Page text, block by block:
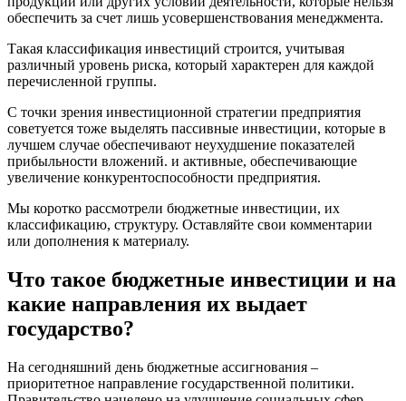
обеспечить за счет лишь усовершенствования менеджмента.
Такая классификация инвестиций строится, учитывая
различный уровень риска, который характерен для каждой
перечисленной группы.
С точки зрения инвестиционной стратегии предприятия
советуется тоже выделять пассивные инвестиции, которые в
лучшем случае обеспечивают неухудшение показателей
прибыльности вложений. и активные, обеспечивающие
увеличение конкурентоспособности предприятия.
Мы коротко рассмотрели бюджетные инвестиции, их
классификацию, структуру. Оставляйте свои комментарии
или дополнения к материалу.
Что такое бюджетные инвестиции и на
какие направления их выдает
государство?
На сегодняшний день бюджетные ассигнования –
приоритетное направление государственной политики.